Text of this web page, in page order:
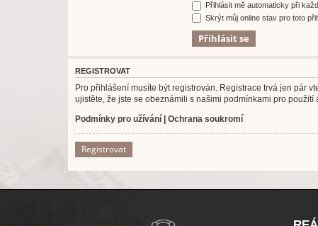
Přihlásit mě automaticky při
Skrýt můj online stav pro toto
REGISTROVAT
Pro přihlášení musíte být registrován. Registrace trvá jen pár
ujistěte, že jste se obeznámili s našimi podmínkami pro
Podmínky pro užívání | Ochrana soukromí
Registrovat